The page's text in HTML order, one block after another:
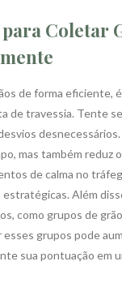
Coletar
de forma eficiente,
de travessia. Tente
mas também reduz
de calma no
estratégicas. Além
como grupos de
grupos pode
sua pontuação em